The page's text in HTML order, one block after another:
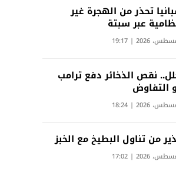
تحذر من الهجرة غير
عبر سبتة
نقص الذخائر دفع ترامب
التفاوض
من تناول البطيخ مع الخبز